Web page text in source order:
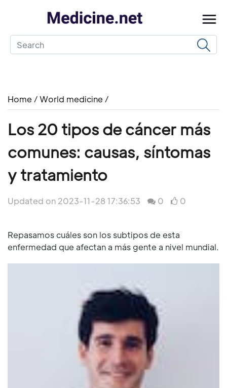
Home /World medicine /
Los 20 tipos de cáncer más
comunes: causas, síntomas
y tratamiento
Updated on 2023-11-28 17:36:53 0 0
Repasamos cuáles son los subtipos de esta
enfermedad que afectan a más gente a nivel mundial.